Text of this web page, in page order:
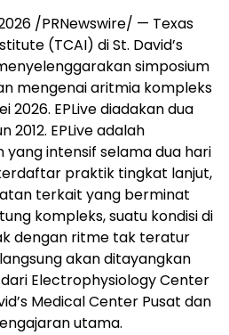
/PRNewswire/ — Texas
(TCAI) di St. David’s
simposium
mengenai aritmia kompleks
2026. EPLive diadakan dua
2012. EPLive adalah
intensif selama dua hari
praktik tingkat lanjut,
terkait yang berminat
kompleks, suatu kondisi di
dengan ritme tak teratur
akan ditayangkan
Electrophysiology Center
Medical Center Pusat dan
utama.